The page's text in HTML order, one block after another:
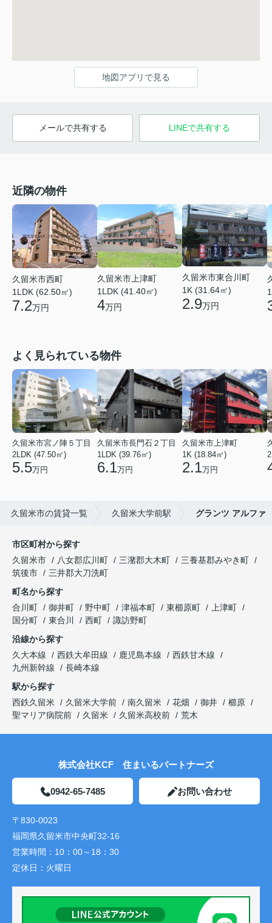
地図アプリで見る
メールで共有する LINEで共有する
近隣の物件
久留米市西町
1LDK (62.50㎡)
7.2万円
久留米市上津町
1LDK (41.40㎡)
4万円
久留米市東合川町
1K (31.64㎡)
2.9万円
よく見られている物件
久留米市宮ノ陣５丁目
2LDK (47.50㎡)
5.5万円
久留米市長門石２丁目
1LDK (39.76㎡)
6.1万円
久留米市上津町
1K (18.84㎡)
2.1万円
久留米市の賃貸一覧 久留米大学前駅 グランツ アルファ
市区町村から探す
久留米市
八女郡広川町 三潴郡大木町
三養基郡みやき町
筑後市
三井郡大刀洗町
町名から探す
合川町
御井町 野中町 津福本町 東櫛原町
上津町
国分町
東合川 西町
諏訪野町
沿線から探す
久大本線
西鉄大牟田線 鹿児島本線
西鉄甘木線
九州新幹線
長崎本線
駅から探す
西鉄久留米
久留米大学前 南久留米 花畑 御井
櫛原
聖マリア病院前
久留米 久留米高校前 荒木
株式会社KCF 住まいるパートナーズ
0942-65-7485 お問い合わせ
〒830-0023
福岡県久留米市中央町32-16
営業時間： 10：00～18：30
定休日： 火曜日